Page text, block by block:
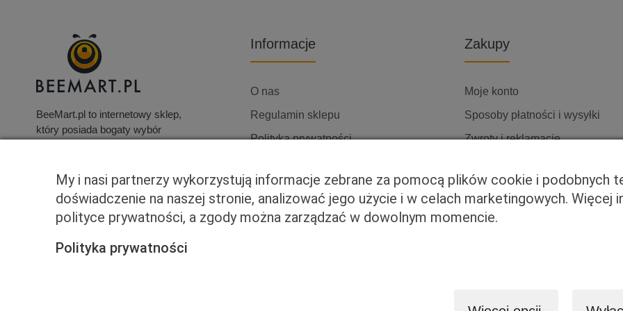
BeeMart.pl to internetowy sklep,
który posiada bogaty wybór
innych artykułów.
Informacje
O nas
Regulamin sklepu
Polityka prywatności
Zakupy
Moje konto
Sposoby płatności i wysyłki
Zwroty i reklamacje
My i nasi partnerzy wykorzystują informacje zebrane za pomocą plików cookie i podobnych
doświadczenie na naszej stronie, analizować jego użycie i w celach marketingowych. Więcej
polityce prywatności, a zgody można zarządzać w dowolnym momencie.
Polityka prywatności